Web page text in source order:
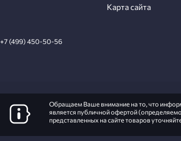
+7 (499) 450-50-56
Карта сайта
Обращаем Ваше внимание на то, что
является публичной офертой
представленных на сайте товаров